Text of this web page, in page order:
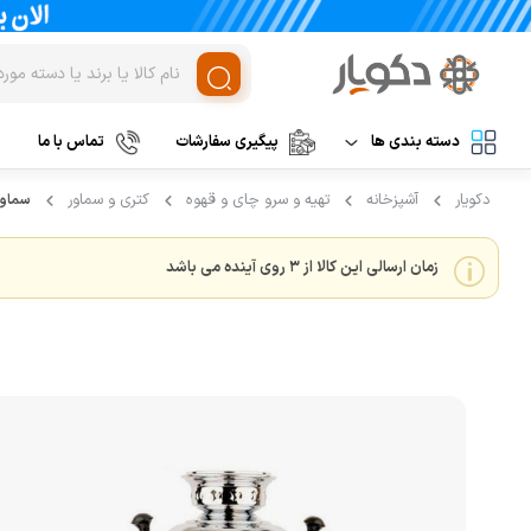
دسته بندی ها
لوازم برقی آشپزخانه غذاساز و خردکن
نظافت و شستشو
پیگیری سفارشات تماس با ما
دکویار آشپزخانه تهیه و سرو چای و قهوه کتری و سماور سماور گازی
زمان ارسالی این کالا از 3 روی آینده می باشد